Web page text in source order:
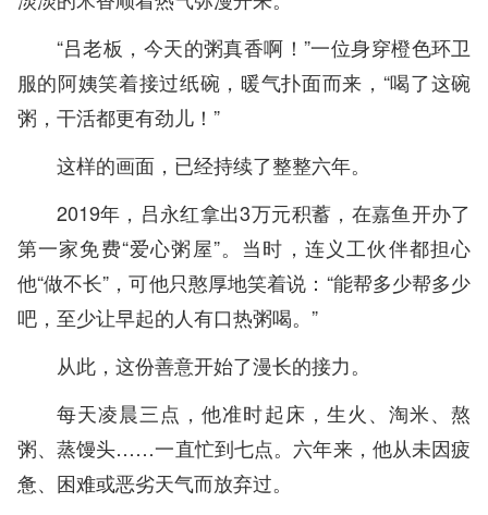
“吕老板，今天的粥真香啊！”一位身穿橙色环卫
服的阿姨笑着接过纸碗，暖气扑面而来，“喝了这碗
粥，干活都更有劲儿！”
这样的画面，已经持续了整整六年。
2019年，吕永红拿出3万元积蓄，在嘉鱼开办了
第一家免费“爱心粥屋”。当时，连义工伙伴都担心
他“做不长”，可他只憨厚地笑着说：“能帮多少帮多少
吧，至少让早起的人有口热粥喝。”
从此，这份善意开始了漫长的接力。
每天凌晨三点，他准时起床，生火、淘米、熬
粥、蒸馒头……一直忙到七点。六年来，他从未因疲
惫、困难或恶劣天气而放弃过。